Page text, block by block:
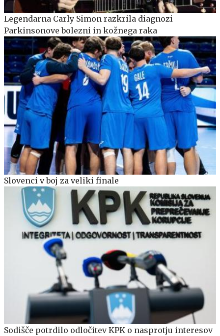
Legendarna Carly Simon razkrila diagnozi
Parkinsonove bolezni in kožnega raka
Slovenci v boj za veliki finale
Sodišče potrdilo odločitev KPK o nasprotju interesov